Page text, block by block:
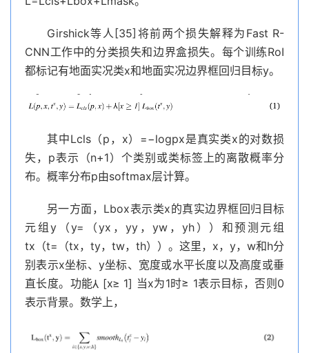
Girshick等人[35]将前两个损失解释为Fast R-
CNN工作中的分类损失和边界盒损失。每个训练RoI
都标记有地面实况类x和地面实况边界框回归目标y。
其中Lcls（p，x）=−logpx是真实类x的对数损
失，p表示（n+1）个类别或类标签上的离散概率分
布。概率分布p由softmax层计算。
另一方面，Lbox表示类x的真实边界框回归目标
元组y（y=（yx，yy，yw，yh））和预测元组
tx（t=（tx，ty，tw，th））。这里，x，y，w和h分
别表示x坐标、y坐标、宽度或水平长度以及高度或垂
直长度。功能⅄ [x≥ 1] 当x为1时≥ 1表示目标，否则0
表示背景。数学上，